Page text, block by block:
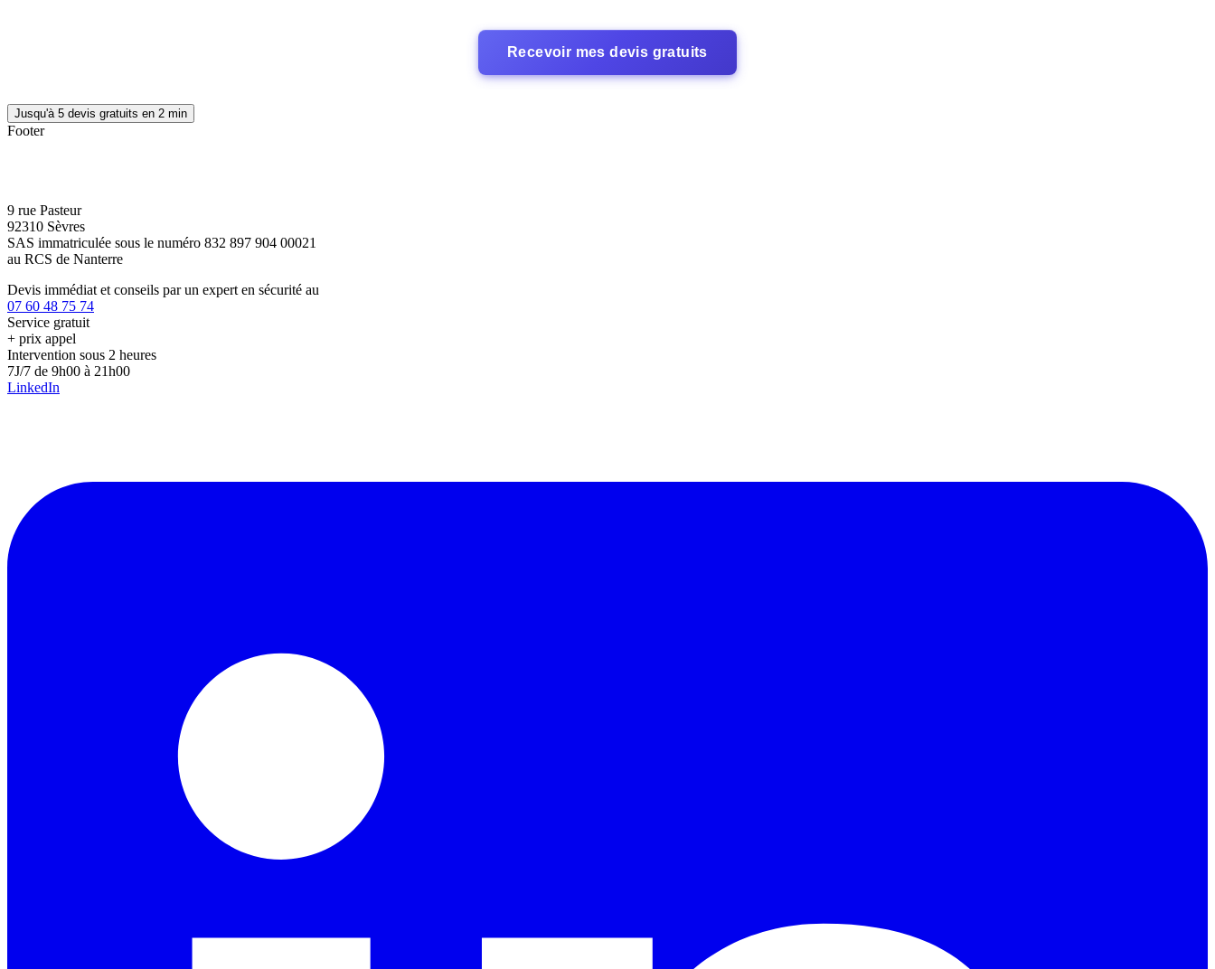
Recevoir mes devis gratuits
Jusqu'à 5 devis gratuits en 2 min
Footer
9 rue Pasteur
92310 Sèvres
SAS immatriculée sous le numéro 832 897 904 00021
au RCS de Nanterre
Devis immédiat et conseils par un expert en sécurité au
07 60 48 75 74
Service gratuit
+ prix appel
Intervention sous 2 heures
7J/7 de 9h00 à 21h00
LinkedIn